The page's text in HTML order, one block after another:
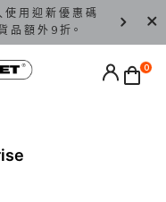
用 迎 新 優 惠 碼
品 額 外 9 折。
香 港 / 澳
0